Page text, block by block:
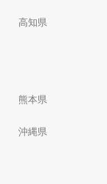
高知県
熊本県
沖縄県